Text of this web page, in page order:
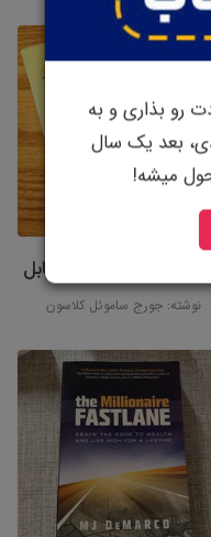
کتاب ثروتمندترین مرد بابل
نوشته: جورج ساموئل کلاسون
رو بذاری و به
بعد یک سال
میشه!